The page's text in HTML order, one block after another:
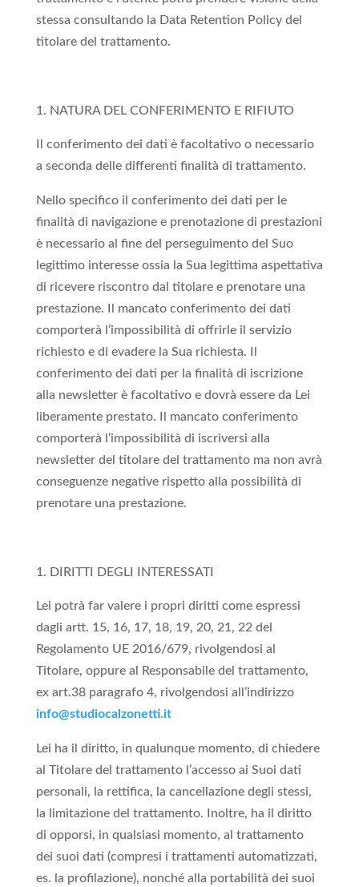
stessa consultando la Data Retention Policy del
titolare del trattamento.
NATURA DEL CONFERIMENTO E RIFIUTO
Il conferimento dei dati è facoltativo o necessario
a seconda delle differenti finalità di trattamento.
Nello specifico il conferimento dei dati per le
finalità di navigazione e prenotazione di prestazioni
è necessario al fine del perseguimento del Suo
legittimo interesse ossia la Sua legittima aspettativa
di ricevere riscontro dal titolare e prenotare una
prestazione. Il mancato conferimento dei dati
comporterà l’impossibilità di offrirle il servizio
richiesto e di evadere la Sua richiesta. Il
conferimento dei dati per la finalità di iscrizione
alla newsletter è facoltativo e dovrà essere da Lei
liberamente prestato. Il mancato conferimento
comporterà l’impossibilità di iscriversi alla
newsletter del titolare del trattamento ma non avrà
conseguenze negative rispetto alla possibilità di
prenotare una prestazione.
DIRITTI DEGLI INTERESSATI
Lei potrà far valere i propri diritti come espressi
dagli artt. 15, 16, 17, 18, 19, 20, 21, 22 del
Regolamento UE 2016/679, rivolgendosi al
Titolare, oppure al Responsabile del trattamento,
ex art.38 paragrafo 4, rivolgendosi all’indirizzo
info@studiocalzonetti.it
Lei ha il diritto, in qualunque momento, di chiedere
al Titolare del trattamento l’accesso ai Suoi dati
personali, la rettifica, la cancellazione degli stessi,
la limitazione del trattamento. Inoltre, ha il diritto
di opporsi, in qualsiasi momento, al trattamento
dei suoi dati (compresi i trattamenti automatizzati,
es. la profilazione), nonché alla portabilità dei suoi